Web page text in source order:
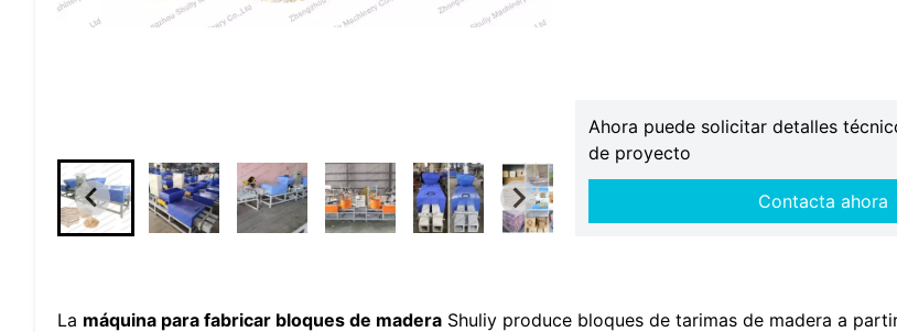
Ahora puede solicitar detalles
de proyecto
Contacta ahora
La máquina para fabricar bloques de madera Shuliy produce bloques de tarimas de madera a